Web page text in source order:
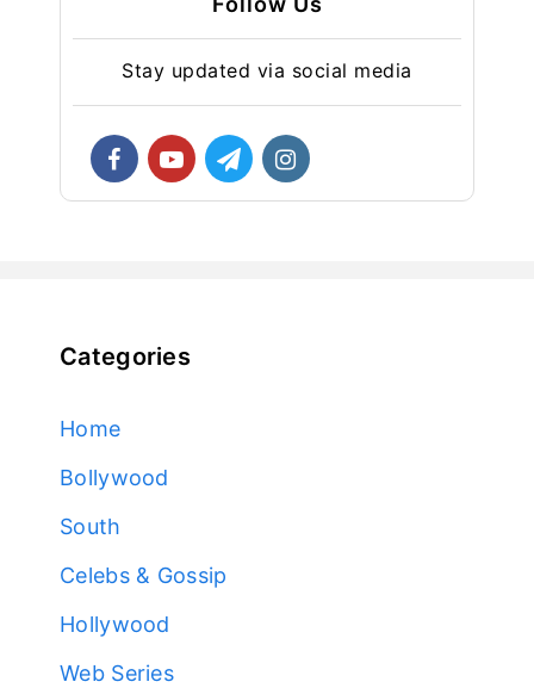
Stay updated via social media
Categories
Home
Bollywood
South
Celebs & Gossip
Hollywood
Web Series